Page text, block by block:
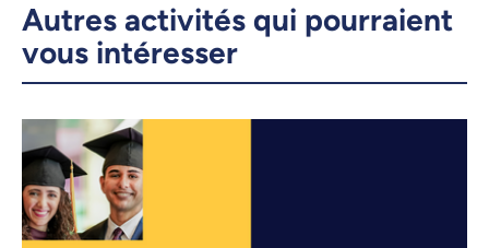
Autres activités qui pourraient
vous intéresser